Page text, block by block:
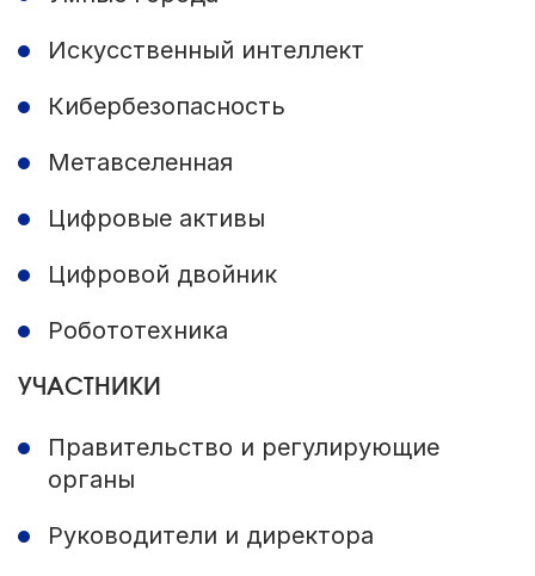
Искусственный интеллект
Кибербезопасность
Метавселенная
Цифровые активы
Цифровой двойник
Робототехника
УЧАСТНИКИ
Правительство и регулирующие
органы
Руководители и директора